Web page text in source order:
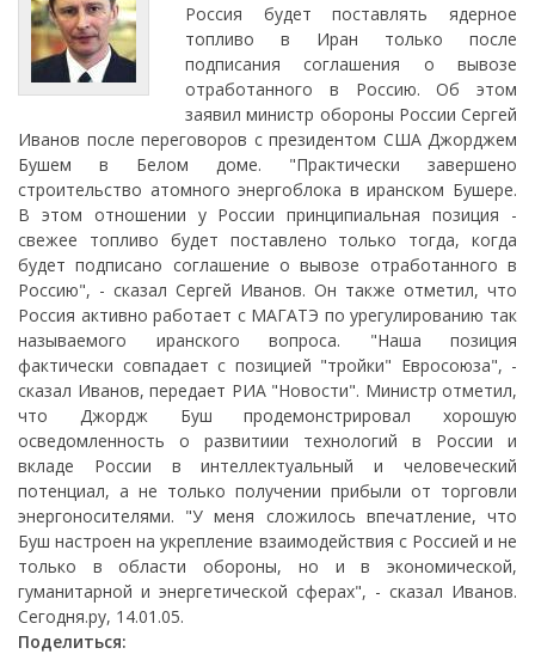
Россия будет поставлять ядерное
топливо в Иран только после
подписания соглашения о вывозе
отработанного в Россию. Об этом
заявил министр обороны России Сергей
Иванов после переговоров с президентом США Джорджем
Бушем в Белом доме. "Практически завершено
строительство атомного энергоблока в иранском Бушере.
В этом отношении у России принципиальная позиция -
свежее топливо будет поставлено только тогда, когда
будет подписано соглашение о вывозе отработанного в
Россию", - сказал Сергей Иванов. Он также отметил, что
Россия активно работает с МАГАТЭ по урегулированию так
называемого иранского вопроса. "Наша позиция
фактически совпадает с позицией "тройки" Евросоюза", -
сказал Иванов, передает РИА "Новости". Министр отметил,
что Джордж Буш продемонстрировал хорошую
осведомленность о развитиии технологий в России и
вкладе России в интеллектуальный и человеческий
потенциал, а не только получении прибыли от торговли
энергоносителями. "У меня сложилось впечатление, что
Буш настроен на укрепление взаимодействия с Россией и не
только в области обороны, но и в экономической,
гуманитарной и энергетической сферах", - сказал Иванов.
Сегодня.ру, 14.01.05.
Поделиться: